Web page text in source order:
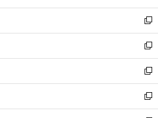
開
く
ウ
で
開
く
ン
ド
ウ
で
開
く
ウ
ィ
ン
ド
ウ
で
開
く
し
い
ウ
ィ
ン
ド
ウ
で
開
新
し
い
ウ
ィ
ン
ド
ウ
新
し
い
ウ
ィ
ン
新
し
い
ウ
新
し